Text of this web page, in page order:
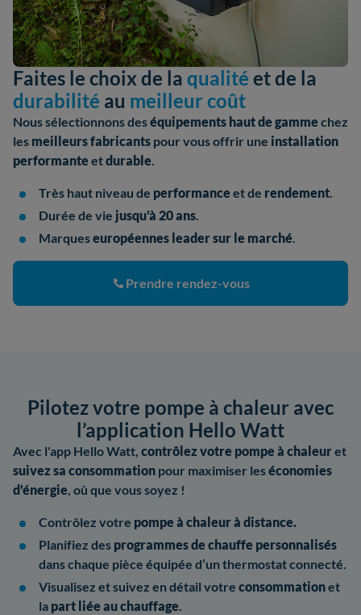
Faites le choix de la qualité et de la
durabilité au meilleur coût
Nous sélectionnons deséquipements haut de gamme chez
les meilleurs fabricants pour vous offrir une installation
performante etdurable.
Très haut niveau de performance et de rendement.
Durée de vie jusqu'à 20 ans.
Marqueseuropéennes leader sur le marché.
Prendre rendez-vous
Pilotez votre pompe à chaleur avec
l’application Hello Watt
Avec l'app Hello Watt, contrôlez votre pompe à chaleuret
suivez sa consommation pour maximiser leséconomies
d'énergie, où que vous soyez !
Contrôlez votre pompe à chaleur à distance.
Planifiez des programmes de chauffe personnalisés
dans chaque pièce équipée d’un thermostat connecté.
Visualisez et suivez en détail votre consommationet
la part liée au chauffage.